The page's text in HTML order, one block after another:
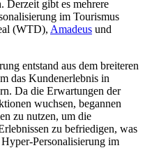
Derzeit gibt es mehrere
im Tourismus
(WTD), Amadeus und
entstand aus dem breiteren
das Kundenerlebnis in
Da die Erwartungen der
wuchsen, begannen
zu nutzen, um die
zu befriedigen, was
Personalisierung im